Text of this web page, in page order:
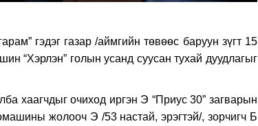
гэдэг газар /аймгийн төвөөс баруун зүгт 15
“Хэрлэн” голын усанд суусан тухай дуудлагыг
хаагчдыг очиход иргэн Э “Приус 30” загварын
жолооч Э /53 настай, эрэгтэй/, зорчигч Б